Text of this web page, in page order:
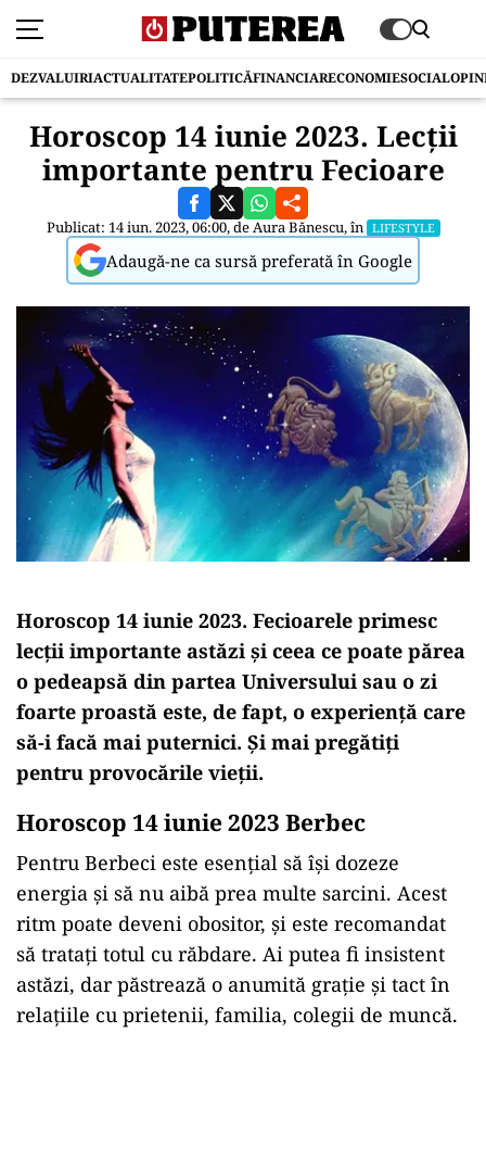
DEZVALUIRIACTUALITATEPOLITICĂFINANCIARECONOMIESOCIAL
Horoscop 14 iunie 2023. Lecții
importante pentru Fecioare
Publicat: 14 iun. 2023, 06:00, deAura Bănescu, în LIFESTYLE
Adaugă-ne ca sursă preferată în Google
Horoscop 14 iunie 2023. Fecioarele primesc
lecții importante astăzi și ceea ce poate părea
o pedeapsă din partea Universului sau o zi
foarte proastă este, de fapt, o experiență care
să-i facă mai puternici. Și mai pregătiți
pentru provocările vieții.
Horoscop 14 iunie 2023 Berbec
Pentru Berbeci este esențial să își dozeze
energia și să nu aibă prea multe sarcini. Acest
ritm poate deveni obositor, și este recomandat
să trataţi totul cu răbdare. Ai putea fi insistent
astăzi, dar păstrează o anumită grație și tact în
relațiile cu prietenii, familia, colegii de muncă.